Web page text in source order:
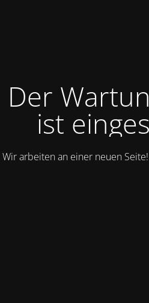
Der
ist
Wir arbeiten an einer neuen